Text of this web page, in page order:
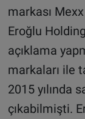
markası
Eroğlu
açıklama
markaları ile
2015 yılında
çıkabilmişti.